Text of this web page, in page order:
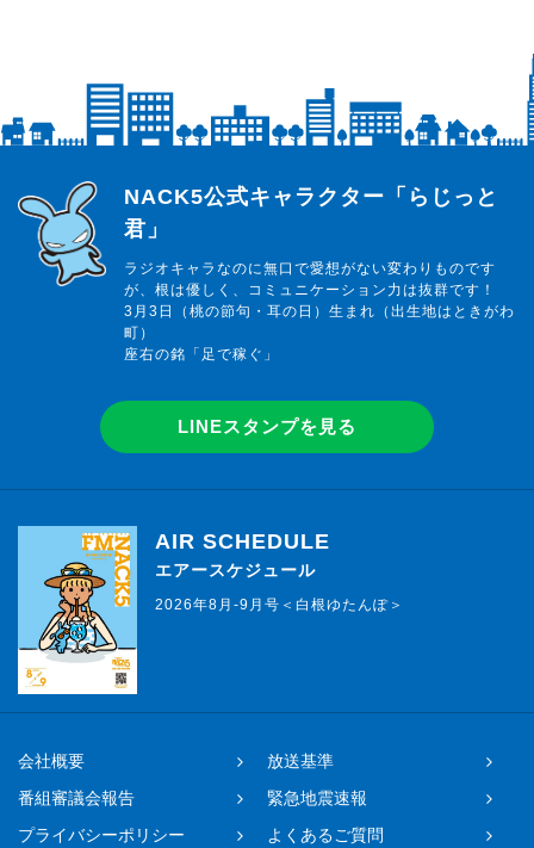
らじっと君
NACK5公式キャラクター「らじっと
君」
ラジオキャラなのに無口で愛想がない変わりものです
が、根は優しく、コミュニケーション力は抜群です！
3月3日（桃の節句・耳の日）生まれ（出生地はときがわ
町）
座右の銘「足で稼ぐ」
LINEスタンプを見る
AIR SCHEDULE
エアースケジュール
2026年8月-9月号＜白根ゆたんぽ＞
会社概要
放送基準
番組審議会報告
緊急地震速報
プライバシーポリシー
よくあるご質問